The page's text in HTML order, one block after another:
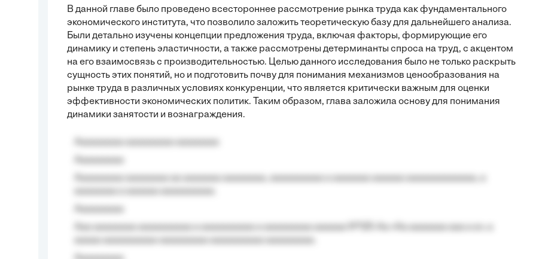
В данной главе было проведено всестороннее рассмотрение рынка труда как фундаментального
экономического института, что позволило заложить теоретическую базу для дальнейшего анализа.
Были детально изучены концепции предложения труда, включая факторы, формирующие его
динамику и степень эластичности, а также рассмотрены детерминанты спроса на труд, с акцентом
на его взаимосвязь с производительностью. Целью данного исследования было не только раскрыть
сущность этих понятий, но и подготовить почву для понимания механизмов ценообразования на
рынке труда в различных условиях конкуренции, что является критически важным для оценки
эффективности экономических политик. Таким образом, глава заложила основу для понимания
динамики занятости и вознаграждения.